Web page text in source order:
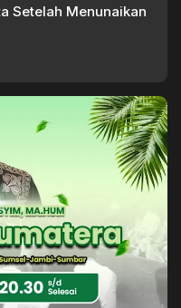
Setelah Menunaikan